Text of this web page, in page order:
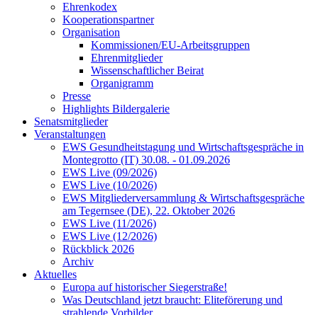
Ehrenkodex
Kooperationspartner
Organisation
Kommissionen/EU-Arbeitsgruppen
Ehrenmitglieder
Wissenschaftlicher Beirat
Organigramm
Presse
Highlights Bildergalerie
Senatsmitglieder
Veranstaltungen
EWS Gesundheitstagung und Wirtschaftsgespräche in
Montegrotto (IT) 30.08. - 01.09.2026
EWS Live (09/2026)
EWS Live (10/2026)
EWS Mitgliederversammlung & Wirtschaftsgespräche
am Tegernsee (DE), 22. Oktober 2026
EWS Live (11/2026)
EWS Live (12/2026)
Rückblick 2026
Archiv
Aktuelles
Europa auf historischer Siegerstraße!
Was Deutschland jetzt braucht: Eliteförerung und
strahlende Vorbilder